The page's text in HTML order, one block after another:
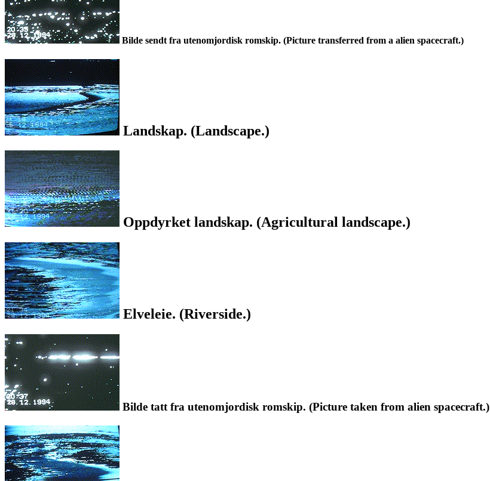
Bilde sendt fra utenomjordisk romskip. (Picture transferred from a alien spacecraft.)
Landskap. (Landscape.)
Oppdyrket landskap. (Agricultural landscape.)
Elveleie. (Riverside.)
Bilde tatt fra utenomjordisk romskip. (Picture taken from alien spacecraft.)